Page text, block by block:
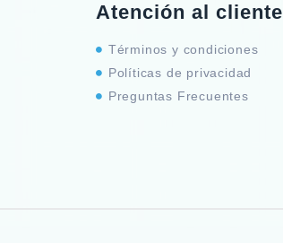
Atención al cliente
Términos y condiciones
Políticas de privacidad
Preguntas Frecuentes